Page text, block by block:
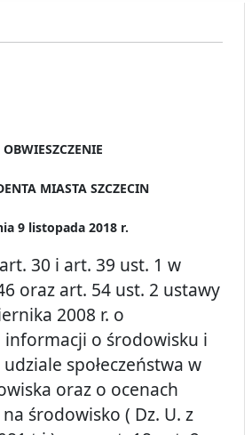
OBWIESZCZENIE
MIASTA SZCZECIN
9 listopada 2018 r.
30 i art. 39 ust. 1 w
oraz art. 54 ust. 2 ustawy
2008 r. o
o środowisku i
społeczeństwa w
oraz o ocenach
środowisko ( Dz. U. z